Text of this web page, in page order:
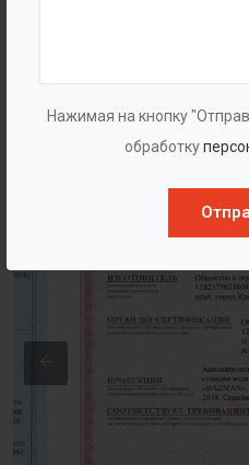
Нажимая на кнопку
обработку